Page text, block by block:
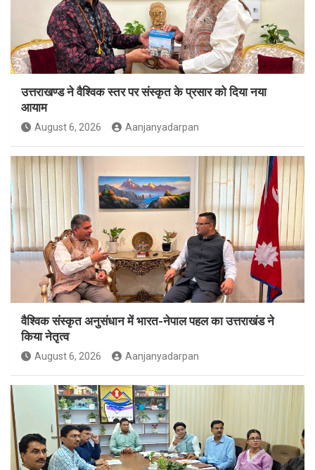
उत्तराखण्ड ने वैश्विक स्तर पर संस्कृत के प्रसार को दिया नया
आयाम
August 6, 2026 Aanjanyadarpan
वैश्विक संस्कृत अनुसंधान में भारत-नेपाल पहल का उत्तराखंड ने
किया नेतृत्व
August 6, 2026 Aanjanyadarpan